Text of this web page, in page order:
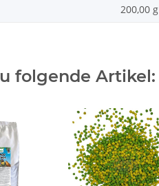
200,00 g
folgende Artikel: